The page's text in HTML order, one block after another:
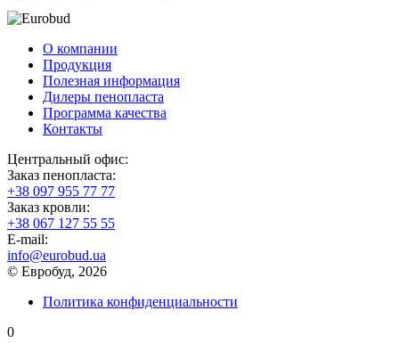
О компании
Продукция
Полезная информация
Дилеры пенопласта
Программа качества
Контакты
Центральный офис:
Заказ пенопласта:
+38 097 955 77 77
Заказ кровли:
+38 067 127 55 55
Е-mail:
info@eurobud.ua
© Евробуд, 2026
Политика конфиденциальности
0